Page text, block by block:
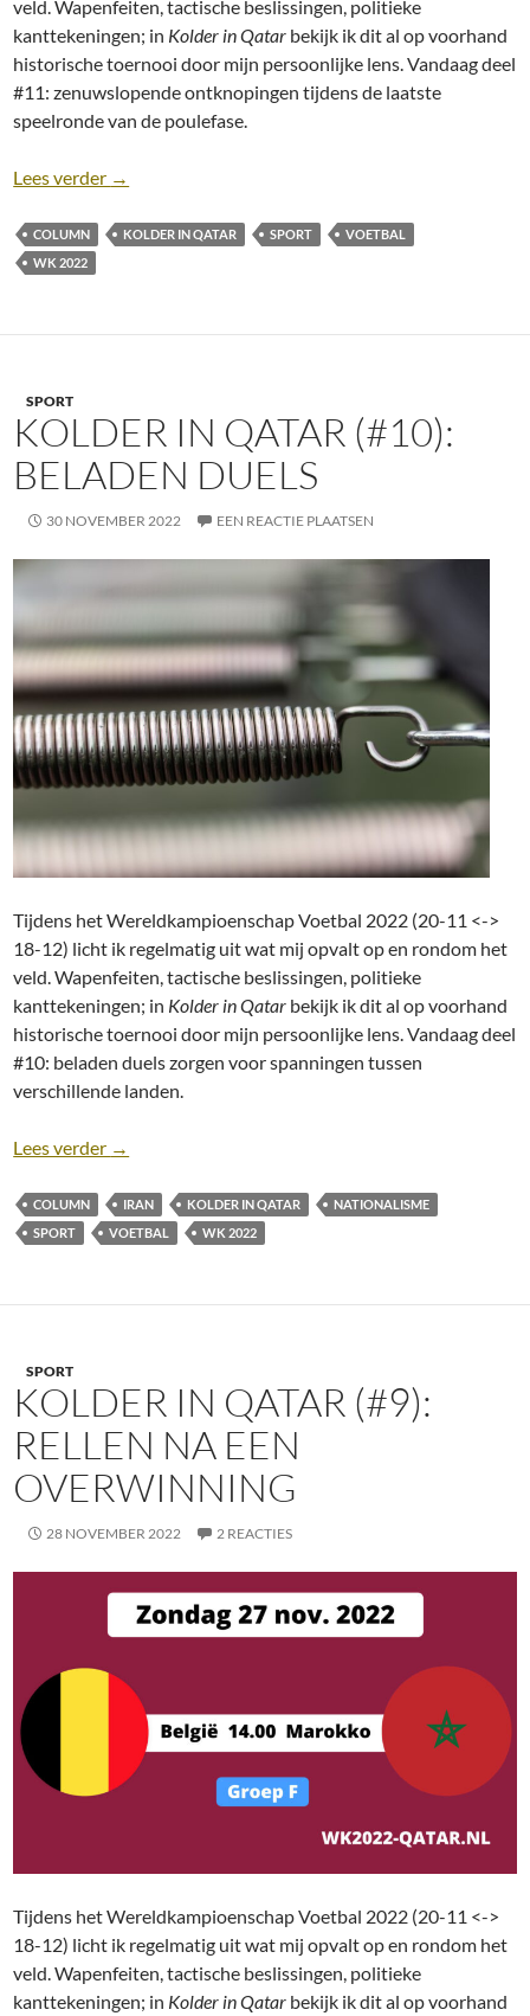
veld. Wapenfeiten, tactische beslissingen, politieke
kanttekeningen; in Kolder in Qatar bekijk ik dit al op voorhand
historische toernooi door mijn persoonlijke lens. Vandaag deel
#11: zenuwslopende ontknopingen tijdens de laatste
speelronde van de poulefase.
Lees verder Kolder in Qatar (#11): Zenuwslopende
→
COLUMN KOLDER IN QATAR SPORT
VOETBAL
WK 2022
SPORT
KOLDER IN QATAR (#10):
BELADEN DUELS
30 NOVEMBER 2022 EEN REACTIE PLAATSEN
Tijdens het Wereldkampioenschap Voetbal 2022 (20-11 <->
18-12) licht ik regelmatig uit wat mij opvalt op en rondom het
veld. Wapenfeiten, tactische beslissingen, politieke
kanttekeningen; in Kolder in Qatar bekijk ik dit al op voorhand
historische toernooi door mijn persoonlijke lens. Vandaag deel
#10: beladen duels zorgen voor spanningen tussen
verschillende landen.
Lees verder Kolder in Qatar (#10): Beladen duels
→
COLUMN IRAN KOLDER IN QATAR
NATIONALISME
SPORT
VOETBAL WK 2022
SPORT
KOLDER IN QATAR (#9):
RELLEN NA EEN
OVERWINNING
28 NOVEMBER 2022 2 REACTIES
Tijdens het Wereldkampioenschap Voetbal 2022 (20-11 <->
18-12) licht ik regelmatig uit wat mij opvalt op en rondom het
veld. Wapenfeiten, tactische beslissingen, politieke
kanttekeningen; in Kolder in Qatar bekijk ik dit al op voorhand